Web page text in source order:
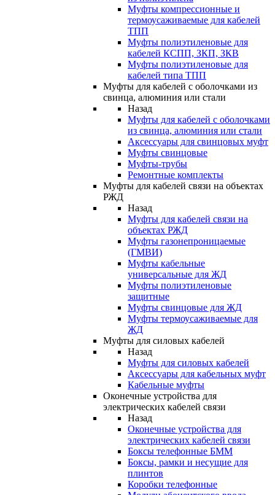
Муфты компрессионные и
термоусаживаемые для кабелей
ТПП
Муфты полиэтиленовые для
кабелей КСПП, ЗКП, ЗКВ
Муфты полиэтиленовые для
кабелей типа ТПП
Муфты для кабелей с оболочками из
свинца, алюминия или стали
Назад
Муфты для кабелей с оболочками
из свинца, алюминия или стали
Аксессуары для свинцовых муфт
Муфты свинцовые
Муфты-трубы
Ремонтные комплекты
Муфты для кабелей связи на объектах
РЖД
Назад
Муфты для кабелей связи на
объектах РЖД
Муфты газонепроницаемые
(ГМВИ)
Муфты кабельные
универсальные для ЖД
Муфты полиэтиленовые
защитные
Муфты свинцовые для ЖД
Муфты термоусаживаемые для
ЖД
Муфты для силовых кабелей
Назад
Муфты для силовых кабелей
Аксессуары для кабельных муфт
Кабельные муфты
Оконечные устройства для
электрических кабелей связи
Назад
Оконечные устройства для
электрических кабелей связи
Боксы телефонные БММ
Боксы, рамки и несущие для
плинтов
Коробки телефонные